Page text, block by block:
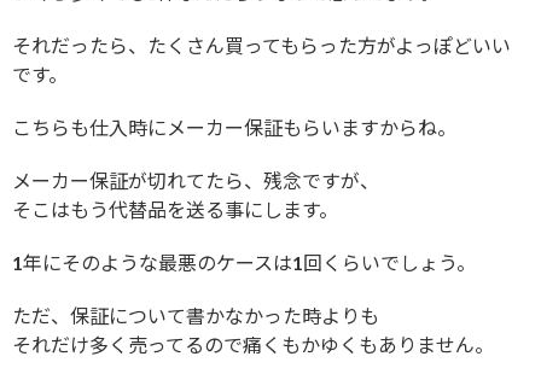
それだったら、たくさん買ってもらった方がよっぽどいい
です。
こちらも仕入時にメーカー保証もらいますからね。
メーカー保証が切れてたら、残念ですが、
そこはもう代替品を送る事にします。
1年にそのような最悪のケースは1回くらいでしょう。
ただ、保証について書かなかった時よりも
それだけ多く売ってるので痛くもかゆくもありません。